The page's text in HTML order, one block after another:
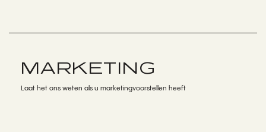
MARKETING
Laat het ons weten als u marketingvoorstellen heeft